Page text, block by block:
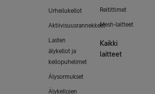
Urheilukellot
Aktiivisuusrannekkeet
Lasten
älykellot ja
kellopuhelimet
Älysormukset
Älykellojen
Reitittimet
Mesh-laitteet
Kaikki
laitteet